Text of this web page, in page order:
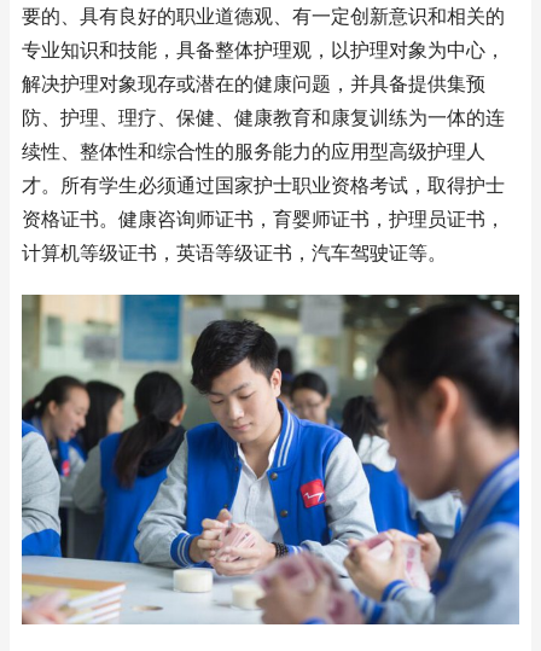
要的、具有良好的职业道德观、有一定创新意识和相关的
专业知识和技能，具备整体护理观，以护理对象为中心，
解决护理对象现存或潜在的健康问题，并具备提供集预
防、护理、理疗、保健、健康教育和康复训练为一体的连
续性、整体性和综合性的服务能力的应用型高级护理人
才。所有学生必须通过国家护士职业资格考试，取得护士
资格证书。健康咨询师证书，育婴师证书，护理员证书，
计算机等级证书，英语等级证书，汽车驾驶证等。